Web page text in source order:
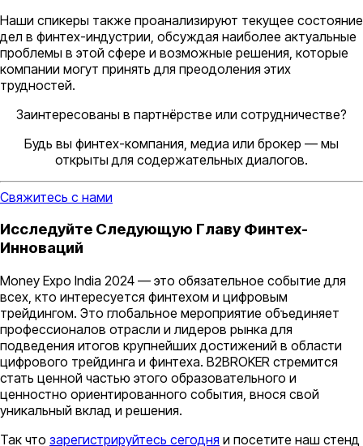
Наши спикеры также проанализируют текущее состояние
дел в финтех-индустрии, обсуждая наиболее актуальные
проблемы в этой сфере и возможные решения, которые
компании могут принять для преодоления этих
трудностей.
Заинтересованы в партнёрстве или сотрудничестве?
Будь вы финтех-компания, медиа или брокер — мы
открыты для содержательных диалогов.
Свяжитесь с нами
Исследуйте Следующую Главу Финтех-
Инноваций
Money Expo India 2024 — это обязательное событие для
всех, кто интересуется финтехом и цифровым
трейдингом. Это глобальное мероприятие объединяет
профессионалов отрасли и лидеров рынка для
подведения итогов крупнейших достижений в области
цифрового трейдинга и финтеха. B2BROKER стремится
стать ценной частью этого образовательного и
ценностно ориентированного события, внося свой
уникальный вклад и решения.
Так что зарегистрируйтесь сегодня и посетите наш стенд